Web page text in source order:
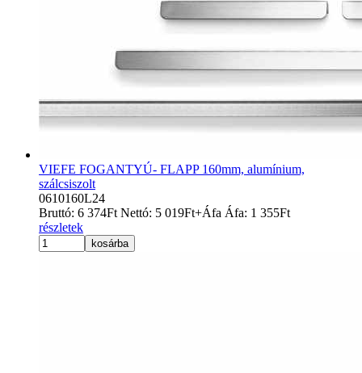
VIEFE FOGANTYÚ- FLAPP 160mm, alumínium,
szálcsiszolt
0610160L24
Bruttó: 6 374Ft Nettó: 5 019Ft+Áfa Áfa: 1 355Ft
részletek
kosárba